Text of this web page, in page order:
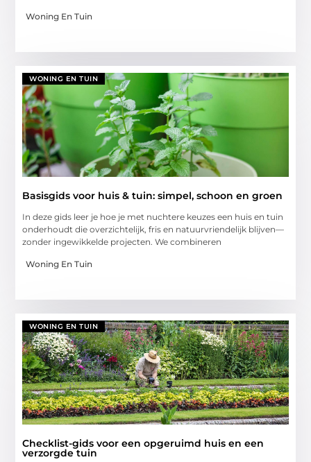
Woning En Tuin
WONING EN TUIN
Basisgids voor huis & tuin: simpel, schoon en groen
In deze gids leer je hoe je met nuchtere keuzes een huis en tuin
onderhoudt die overzichtelijk, fris en natuurvriendelijk blijven—
zonder ingewikkelde projecten. We combineren
Woning En Tuin
WONING EN TUIN
Checklist-gids voor een opgeruimd huis en een
verzorgde tuin